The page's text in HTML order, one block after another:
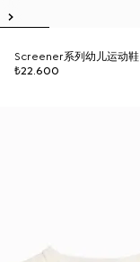
Screener系列幼儿运动鞋
₺22.600